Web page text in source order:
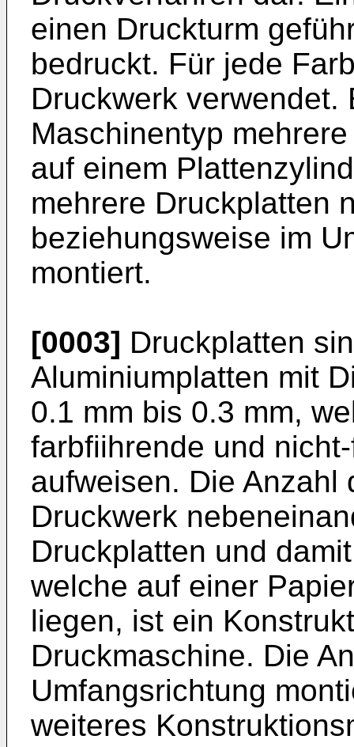
einen Druckturm
bedruckt. Für jede
Druckwerk
Maschinentyp
auf einem
mehrere Druckplatten
beziehungsweise im
montiert.
[0003] Druckplatten
Aluminiumplatten mit
0.1 mm bis 0.3 mm,
farbfiihrende und
aufweisen. Die Anzahl
Druckwerk
Druckplatten und
welche auf einer
liegen, ist ein
Druckmaschine. Die
Umfangsrichtung
weiteres